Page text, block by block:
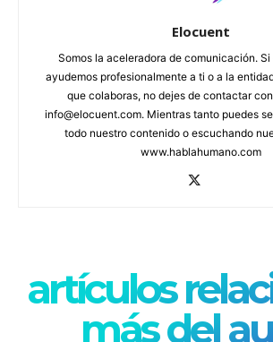
Elocuent
Somos la aceleradora de comunicación.
ayudemos profesionalmente a ti o a la
que colaboras, no dejes de contactar
info@elocuent.com. Mientras tanto puedes
todo nuestro contenido o escuchando
www.hablahumano.com
artículos
más del